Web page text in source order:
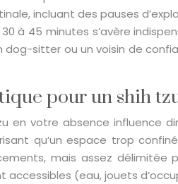
incluant des pauses
à 45 minutes s’avère
dog-sitter ou un voisin de
pour un shih
en votre absence
qu’un espace trop
mais assez
(eau, jouets